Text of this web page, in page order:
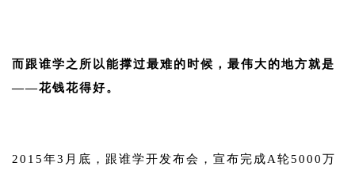
而跟谁学之所以能撑过最难的时候，最伟大的地方就是
——花钱花得好。
2015年3月底，跟谁学开发布会，宣布完成A轮5000万